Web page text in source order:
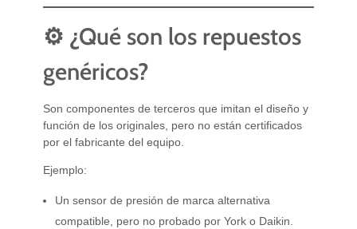
⚙️ ¿Qué son los repuestos
genéricos?
Son componentes de terceros que imitan el diseño y
función de los originales, pero no están certificados
por el fabricante del equipo.
Ejemplo:
Un sensor de presión de marca alternativa
compatible, pero no probado por York o Daikin.